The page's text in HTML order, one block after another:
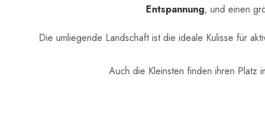
Entspannung, und einen
Die umliegende Landschaft ist die ideale Kulisse für
Auch die Kleinsten finden ihren Platz